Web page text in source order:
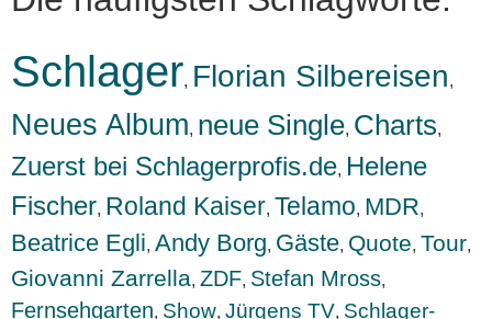
Schlager, Florian Silbereisen,
Neues Album, neue Single, Charts,
Zuerst bei Schlagerprofis.de, Helene
Fischer, Roland Kaiser, Telamo, MDR,
Beatrice Egli, Andy Borg, Gäste, Quote, Tour,
Giovanni Zarrella, ZDF, Stefan Mross,
Fernsehgarten, Show, Jürgens TV, Schlager-